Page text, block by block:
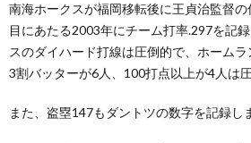
のダ
イハ
ード
打線
2003
年のダ
南海ホークスが福岡移転後に王貞治監督
目にあたる2003年にチーム打率.297を記
スのダイハード打線は圧倒的で、ホームラ
3割バッターが6人、100打点以上が4人は圧
また、盗塁147もダントツの数字を記録し